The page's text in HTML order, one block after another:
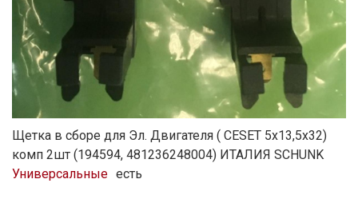
Щетка в сборе для Эл. Двигателя ( СЕSET 5х13,5х32)
комп 2шт (194594, 481236248004) ИТАЛИЯ SCHUNK
Универсальные есть